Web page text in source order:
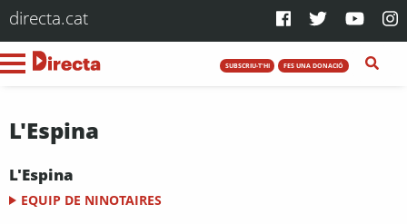
directa.cat
SUBSCRIU-T'HI FES UNA DONACIÓ
L'Espina
L'Espina
EQUIP DE NINOTAIRES